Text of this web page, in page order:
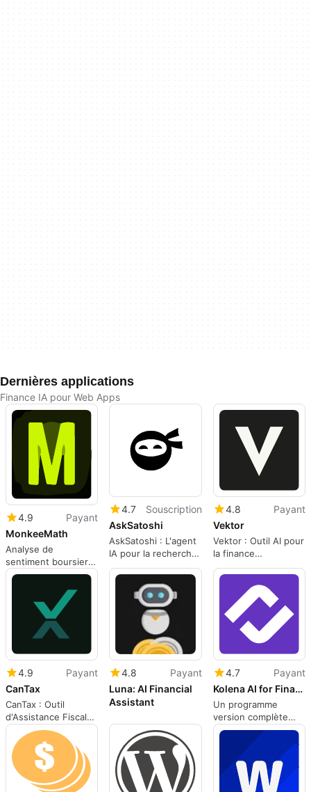
Dernières applications
Finance IA pour Web Apps
4.9
Payant
MonkeeMath
Analyse de
sentiment boursier
avec MonkeeMath
4.7
Souscription
AskSatoshi
AskSatoshi : L'agent
IA pour la recherche
crypto
4.8
Payant
Vektor
Vektor : Outil AI pour
la finance
décentralisée
4.9
Payant
CanTax
CanTax : Outil
d'Assistance Fiscale
Intelligent
4.8
Payant
Luna: AI Financial
Assistant
4.7
Payant
Kolena AI for Financial Services
Un programme
version complète
pour les applications
Web, par Skip
Everling.